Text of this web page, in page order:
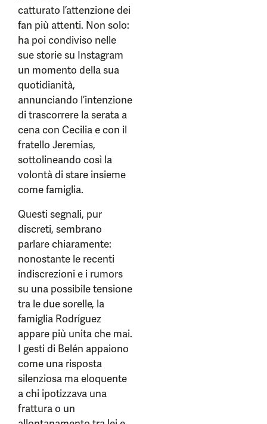
catturato l’attenzione dei
fan più attenti. Non solo:
ha poi condiviso nelle
sue storie su Instagram
un momento della sua
quotidianità,
annunciando l’intenzione
di trascorrere la serata a
cena con Cecilia e con il
fratello Jeremias,
sottolineando così la
volontà di stare insieme
come famiglia.
Questi segnali, pur
discreti, sembrano
parlare chiaramente:
nonostante le recenti
indiscrezioni e i rumors
su una possibile tensione
tra le due sorelle, la
famiglia Rodríguez
appare più unita che mai.
I gesti di Belén appaiono
come una risposta
silenziosa ma eloquente
a chi ipotizzava una
frattura o un